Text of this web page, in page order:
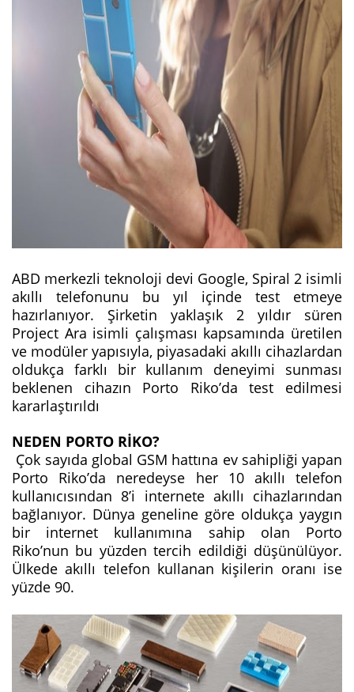
ABD merkezli teknoloji devi Google, Spiral 2 isimli
akıllı telefonunu bu yıl içinde test etmeye
hazırlanıyor. Şirketin yaklaşık 2 yıldır süren
Project Ara isimli çalışması kapsamında üretilen
ve modüler yapısıyla, piyasadaki akıllı cihazlardan
oldukça farklı bir kullanım deneyimi sunması
beklenen cihazın Porto Riko’da test edilmesi
kararlaştırıldı
NEDEN PORTO RİKO?
Çok sayıda global GSM hattına ev sahipliği yapan
Porto Riko’da neredeyse her 10 akıllı telefon
kullanıcısından 8’i internete akıllı cihazlarından
bağlanıyor. Dünya geneline göre oldukça yaygın
bir internet kullanımına sahip olan Porto
Riko’nun bu yüzden tercih edildiği düşünülüyor.
Ülkede akıllı telefon kullanan kişilerin oranı ise
yüzde 90.